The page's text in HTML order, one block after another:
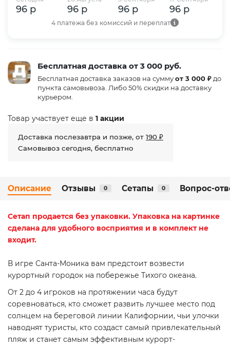
96 р 96 р 96 р 96 р
4 платежа без комиссий и переплат
Бесплатная доставка от 3 000 руб.
Бесплатная доставка заказов на суммуот 3 000 ₽ до
пункта самовывоза. Либо 50% скидки на доставку
курьером.
Товар участвует еще в 1 акции
Доставка послезавтра и позже, от 190 ₽
Самовывоз сегодня, бесплатно
Описание Отзывы 0 Сетапы 0 Вопрос-
Сетап продается без упаковки. Упаковка на картинке
сделана для удобного восприятия и в комплект не
входит.
В игре Санта-Моника вам предстоит возвести
курортный городок на побережье Тихого океана.
От 2 до 4 игроков на протяжении часа будут
соревноваться, кто сможет развить лучшее место под
солнцем на береговой линии Калифорнии, чьи улочки
наводнят туристы, кто создаст самый привлекательный
пляж и станет самым эффективным курорт-